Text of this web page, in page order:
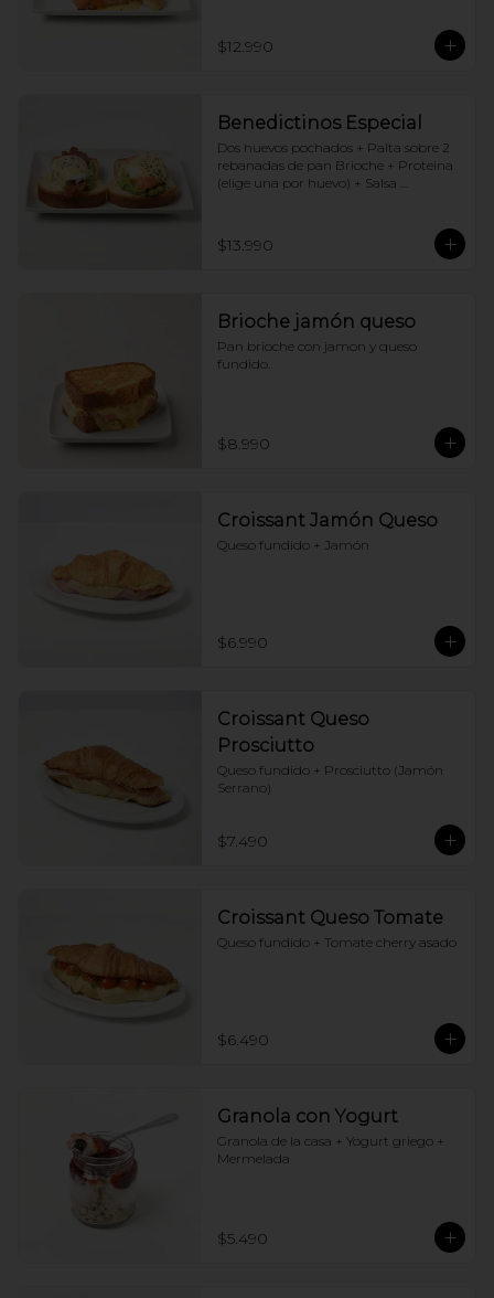
$12.990
Benedictinos Especial
Dos huevos pochados + Palta sobre 2
rebanadas de pan Brioche + Proteina
(elige una por huevo) + Salsa
$13.990
Brioche jamón queso
Pan brioche con jamon y queso
fundido.
$8.990
Croissant Jamón Queso
Queso fundido + Jamón
$6.990
Croissant Queso
Prosciutto
Queso fundido + Prosciutto (Jamón
Serrano)
$7.490
Croissant Queso Tomate
Queso fundido + Tomate cherry asado
$6.490
Granola con Yogurt
Granola de la casa + Yogurt griego +
Mermelada
$5.490